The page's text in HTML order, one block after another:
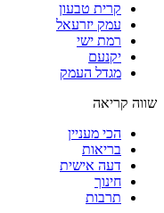
קרית טבעון
עמק יזרעאל
רמת ישי
יקנעם
מגדל העמק
שווה קריאה
הכי מעניין
בריאות
דעה אישית
חינוך
תרבות